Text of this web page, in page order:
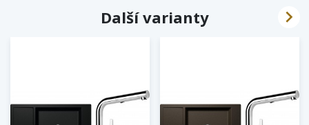
Další varianty 